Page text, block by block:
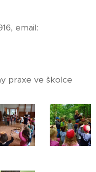
email:
praxe ve školce